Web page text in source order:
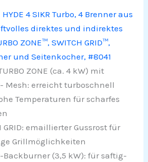
4 SIKR Turbo, 4 Brenner aus
direktes und indirektes
ZONE™, SWITCH GRID™,
und Seitenkocher, #8041
ZONE (ca. 4 kW) mit
Mesh: erreicht turboschnell
Temperaturen für scharfes
GRID: emaillierter Gussrost für
Grillmöglichkeiten​
Backburner (3,5 kW): für saftig-